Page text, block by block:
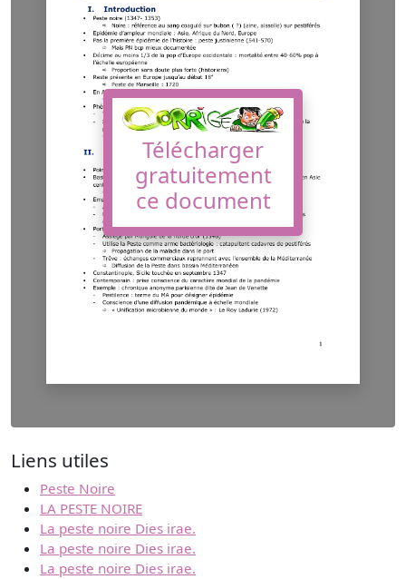
Télécharger
gratuitement
ce document
Liens utiles
Peste Noire
LA PESTE NOIRE
La peste noire Dies irae.
La peste noire Dies irae.
La peste noire Dies irae.